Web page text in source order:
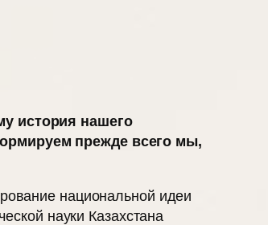
история нашего
прежде всего мы,
национальной идеи
науки Казахстана